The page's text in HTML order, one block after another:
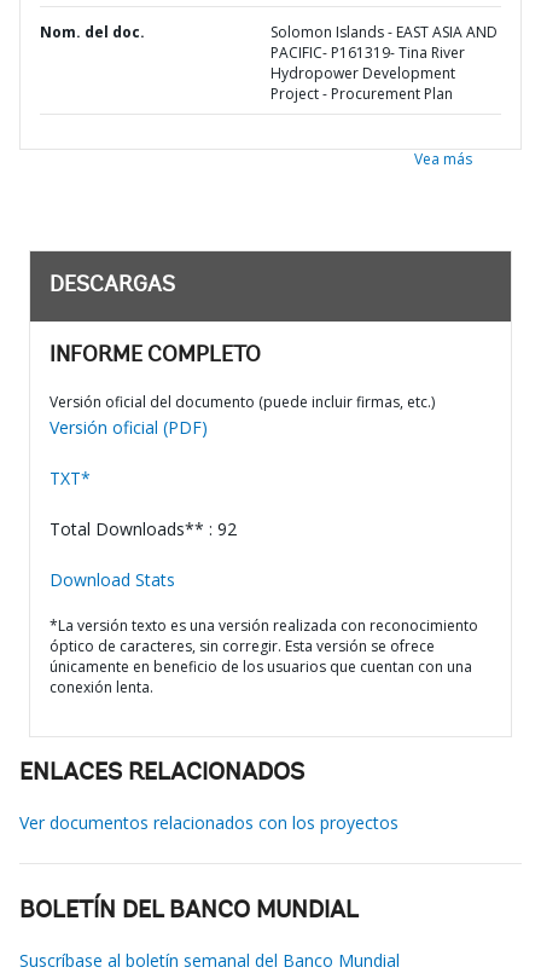
Nom. del doc.
Solomon Islands - EAST ASIA AND
PACIFIC- P161319- Tina River
Hydropower Development
Project - Procurement Plan
Vea más
DESCARGAS
INFORME COMPLETO
Versión oficial del documento (puede incluir firmas, etc.)
Versión oficial (PDF)
TXT*
Total Downloads** : 92
Download Stats
*La versión texto es una versión realizada con reconocimiento
óptico de caracteres, sin corregir. Esta versión se ofrece
únicamente en beneficio de los usuarios que cuentan con una
conexión lenta.
ENLACES RELACIONADOS
Ver documentos relacionados con los proyectos
BOLETÍN DEL BANCO MUNDIAL
Suscríbase al boletín semanal del Banco Mundial